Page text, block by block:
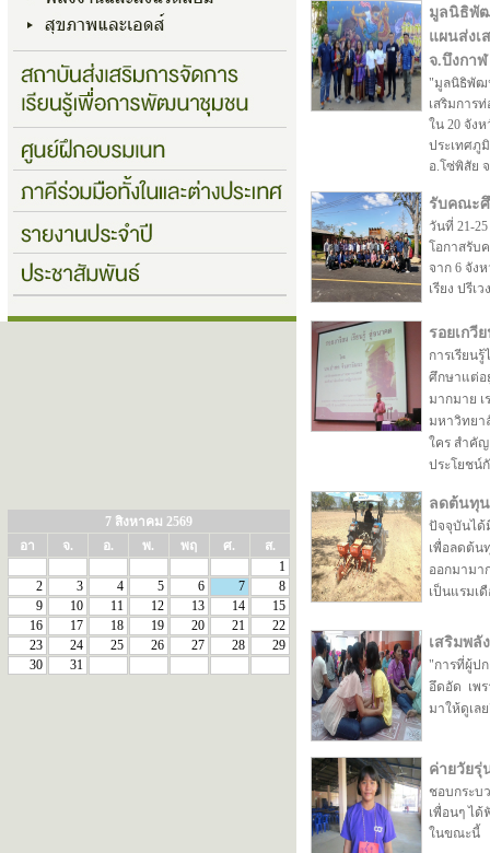
7 สิงหาคม 2569
อา
จ. อ. พ. พฤ ศ.
ส.
1
2
3 4 5 6 7
8
9
10 11 12 13 14
15
16
17 18 19 20 21
22
23
24 25 26 27 28
29
30
31
มูลนิธิพั
แผนส่งเ
จ.บึงกาฬ
"มูลนิธิพัฒ
เสริมการ
ใน 20 จัง
ประเทศภู
อ.โซ่พิสัย
รับคณะศึ
วันที่ 21-
โอกาสรับ
จาก 6 จัง
เรียง ปรีเ
รอยเกวี
การเรียน
ศึกษาแต่อ
มากมาย เ
มหาวิทยา
ใคร สำคั
ประโยชน์
ลดต้นทุ
ปัจจุบันได้
เพื่อลดต้น
ออกมามา
เป็นแรมเ
เสริมพลัง
"การที่ผู้ปก
อึดอัด เพร
มาให้ดูเล
ค่ายวัยรุ่
ชอบกระบ
เพื่อนๆ ได้
ในขณะนี้